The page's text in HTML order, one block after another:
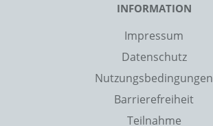
INFORMATION
Impressum
Datenschutz
Nutzungsbedingungen
Barrierefreiheit
Teilnahme